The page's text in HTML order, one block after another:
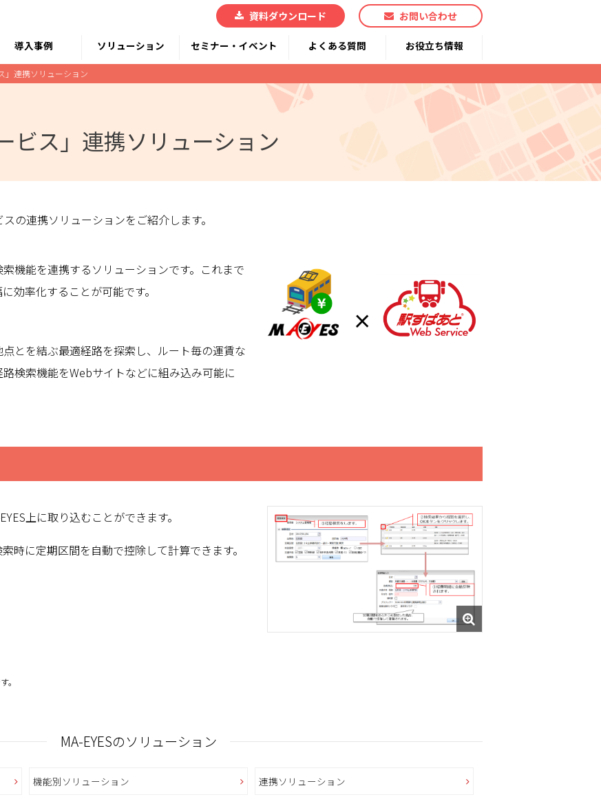
導入事例 ソリューション セミナー・イベント よくある質問 お役立ち情報
資料ダウンロード お問い合わせ
」連携ソリューション
ビス」連携ソリューション
の連携ソリューションをご紹介します。
機能を連携するソリューションです。これまで
効率化することが可能です。
とを結ぶ最適経路を探索し、ルート毎の運賃な
検索機能をWebサイトなどに組み込み可能に
上に取り込むことができます。
時に定期区間を自動で控除して計算できます。
。
MA-EYESのソリューション
機能別ソリューション 連携ソリューション